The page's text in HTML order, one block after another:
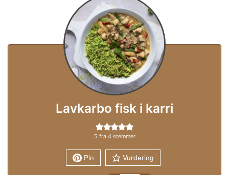
Lavkarbo fisk i karri
5 fra 4 stemmer
Pin Vurdering